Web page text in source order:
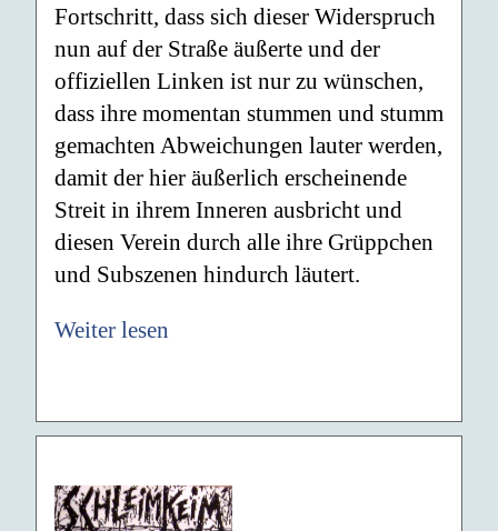
Fortschritt, dass sich dieser Widerspruch
nun auf der Straße äußerte und der
offiziellen Linken ist nur zu wünschen,
dass ihre momentan stummen und stumm
gemachten Abweichungen lauter werden,
damit der hier äußerlich erscheinende
Streit in ihrem Inneren ausbricht und
diesen Verein durch alle ihre Grüppchen
und Subszenen hindurch läutert.
Weiter lesen